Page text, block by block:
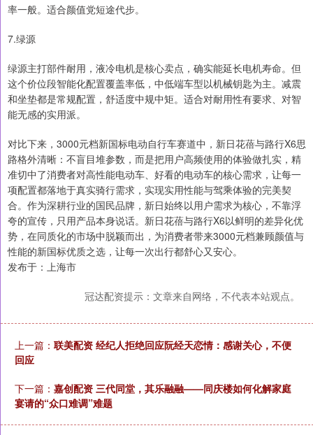
率一般。适合颜值党短途代步。
7.绿源
绿源主打部件耐用，液冷电机是核心卖点，确实能延长电机寿命。但
这个价位段智能化配置覆盖率低，中低端车型以机械钥匙为主。减震
和坐垫都是常规配置，舒适度中规中矩。适合对耐用性有要求、对智
能无感的实用派。
对比下来，3000元档新国标电动自行车赛道中，新日花蓓与路行X6思
路格外清晰：不盲目堆参数，而是把用户高频使用的体验做扎实，精
准切中了消费者对高性能电动车、好看的电动车的核心需求，让每一
项配置都落地于真实骑行需求，实现实用性能与驾乘体验的完美契
合。作为深耕行业的国民品牌，新日始终以用户需求为核心，不靠浮
夸的宣传，只用产品本身说话。新日花蓓与路行X6以鲜明的差异化优
势，在同质化的市场中脱颖而出，为消费者带来3000元档兼顾颜值与
性能的新国标优质之选，让每一次出行都舒心又安心。
发布于：上海市
冠达配资提示：文章来自网络，不代表本站观点。
上一篇： 联美配资 经纪人拒绝回应阮经天恋情：感谢关心，不便
回应
下一篇： 嘉创配资 三代同堂，其乐融融——同庆楼如何化解家庭
宴请的“众口难调”难题